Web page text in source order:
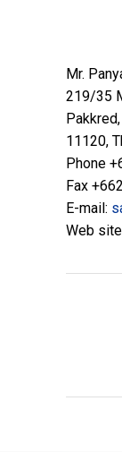
Mr.
219/35
11120,
Phone
Fax
E-mail:
Web